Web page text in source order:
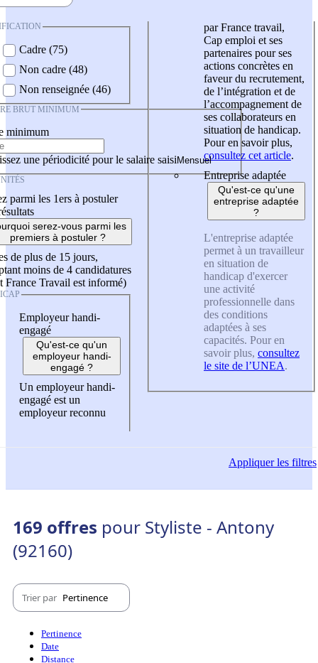
Cadre (75)
Non cadre (48)
Non renseignée (46)
BRUT MINIMUM
minimum
une périodicité pour le salaire saisi
parmi les 1ers à postuler
serez-vous parmi les
premiers à postuler ?
de plus de 15 jours,
moins de 4 candidatures
France Travail est informé)
Employeur handi-
engagé
Qu'est-ce qu'un
employeur handi-
engagé ?
Un employeur handi-
engagé est un
employeur reconnu
par France travail,
Cap emploi et ses
partenaires pour ses
actions concrètes en
faveur du recrutement,
de l’intégration et de
l’accompagnement de
ses collaborateurs en
situation de handicap.
Pour en savoir plus,
consultez cet article.
Entreprise adaptée
Qu'est-ce qu'une
entreprise adaptée
?
L'entreprise adaptée
permet à un travailleur
en situation de
handicap d'exercer
une activité
professionnelle dans
des conditions
adaptées à ses
capacités. Pour en
savoir plus, consultez
le site de l’UNEA.
Appliquerles filtres
169 offres pour Styliste - Antony
(92160)
Trier par Pertinence
Pertinence
Date
Distance